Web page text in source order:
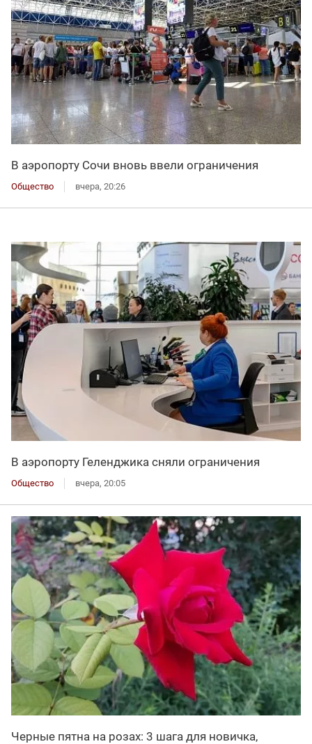
В аэропорту Сочи вновь ввели ограничения
Общество вчера, 20:26
В аэропорту Геленджика сняли ограничения
Общество вчера, 20:05
Черные пятна на розах: 3 шага для новичка,